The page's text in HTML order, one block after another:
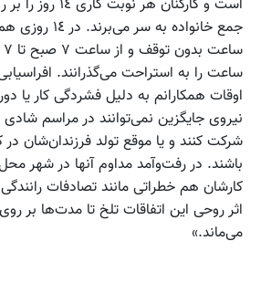
ساعت را به استراحت می‌گذرانند.
اوقات همکارانم به دلیل فشردگی کار یا
نیروی جایگزین نمی‌توانند در مراسم
شرکت کنند و یا موقع تولد فرزندان‌شان
باشند. در رفت‌وآمد مداوم آنها در شهر
کارشان هم خطراتی مانند تصادفات
اثر روحی این اتفاقات تلخ تا مدت‌ها بر
می‌ماند.»